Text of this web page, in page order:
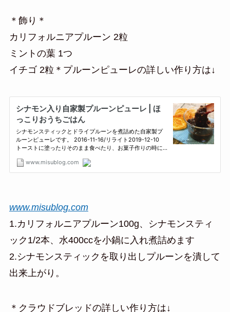
＊飾り＊
カリフォルニアプルーン 2粒
ミントの葉 1つ
イチゴ 2粒＊プルーンピューレの詳しい作り方は↓
www.misublog.com
1.カリフォルニアプルーン100g、シナモンスティ
ック1/2本、水400ccを小鍋に入れ煮詰めます
2.シナモンスティックを取り出しプルーンを潰して
出来上がり。
＊クラウドブレッドの詳しい作り方は↓